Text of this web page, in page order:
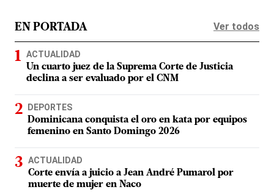
EN PORTADA Ver todos
ACTUALIDAD
Un cuarto juez de la Suprema Corte de Justicia
declina a ser evaluado por el CNM
DEPORTES
Dominicana conquista el oro en kata por equipos
femenino en Santo Domingo 2026
ACTUALIDAD
Corte envía a juicio a Jean André Pumarol por
muerte de mujer en Naco